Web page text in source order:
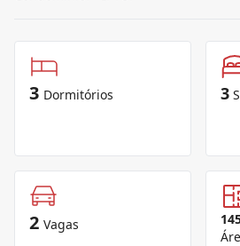
3 Dormitórios 3
2 Vagas